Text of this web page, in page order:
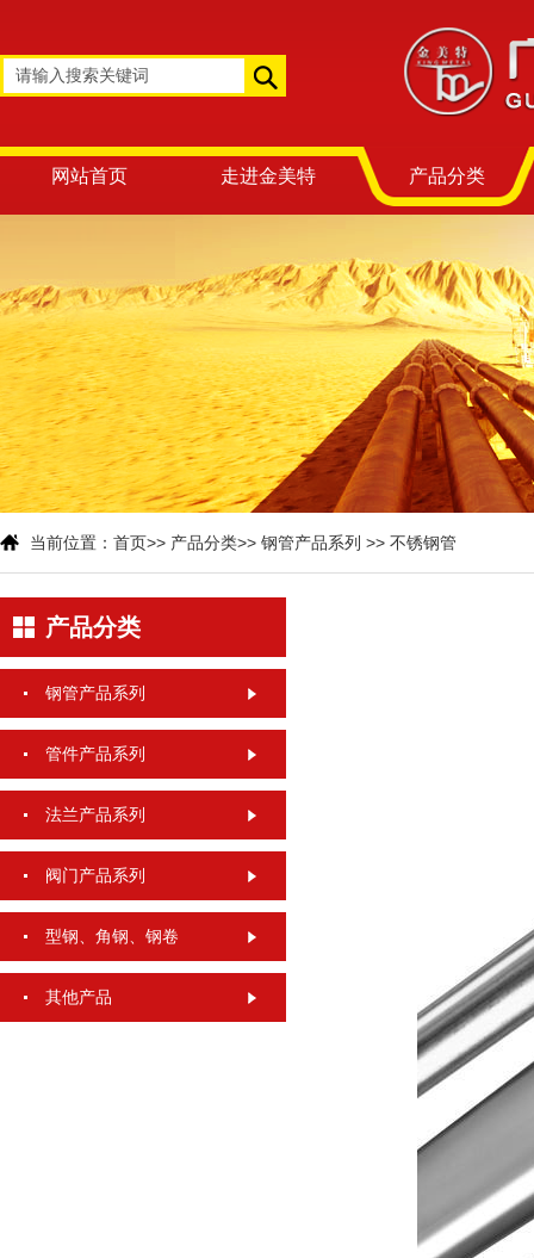
网站首页 走进金美特 产品分类
当前位置： 首页>> 产品分类>> 钢管产品系列 >> 不锈钢管
产品分类
钢管产品系列
管件产品系列
法兰产品系列
阀门产品系列
型钢、角钢、钢卷
其他产品